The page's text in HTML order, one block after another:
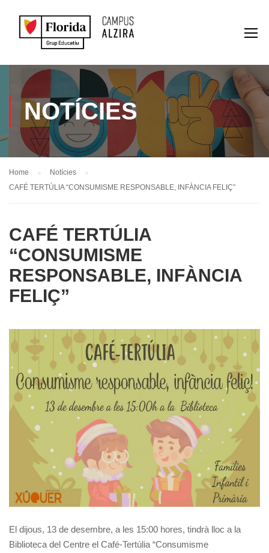
NOTÍCIES
Home
Notícies
CAFÉ TERTÚLIA “CONSUMISME RESPONSABLE, INFÀNCIA FELIÇ”
CAFÉ TERTÚLIA
“CONSUMISME
RESPONSABLE, INFÀNCIA
FELIÇ”
El dijous, 13 de desembre, a les 15:00 hores, tindrà lloc a la
Biblioteca del Centre el Café-Tertúlia “Consumisme